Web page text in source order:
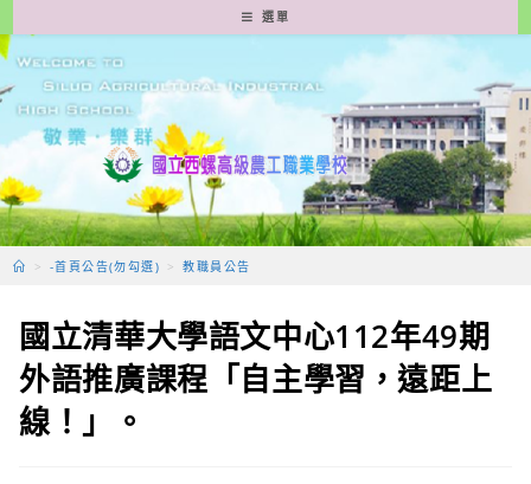
轉
至
要
容
選單
> -首頁公告(勿勾選) > 教職員公告
國立清華大學語文中心112年49期
外語推廣課程「自主學習，遠距上
線！」。